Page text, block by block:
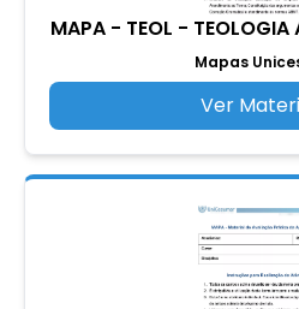
MAPA - TEOL -
Mapas
Ver